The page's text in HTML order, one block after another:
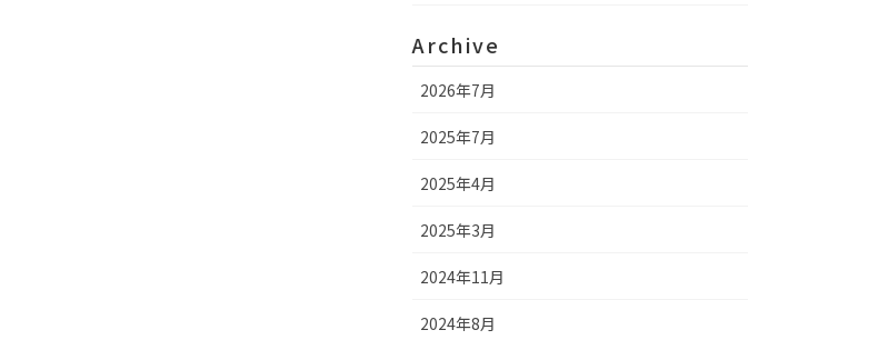
Archive
2026年7月
2025年7月
2025年4月
2025年3月
2024年11月
2024年8月